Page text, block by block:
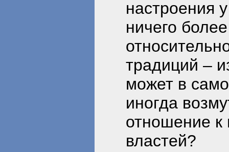
настроения
ничего
традиций –
может в
иногда
отношение к
властей?